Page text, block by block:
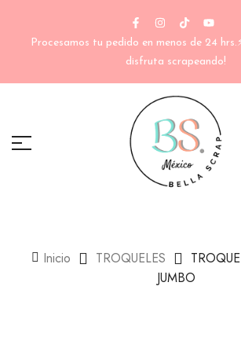
Procesamos tu pedido en menos de 24
disfruta scrapeando!
Inicio TROQUELES
JUMBO